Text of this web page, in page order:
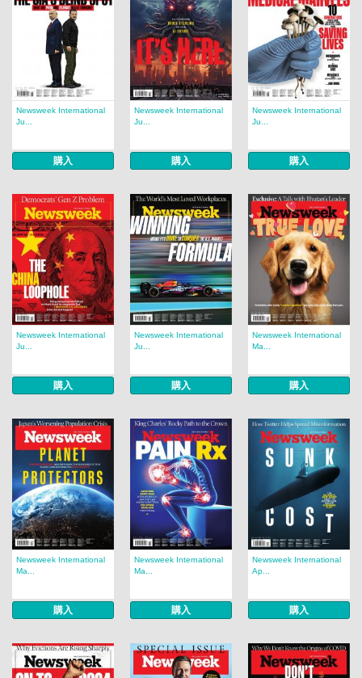
Newsweek International
Ju...
購入
Newsweek International
Ju...
購入
Newsweek International
Ju...
購入
Newsweek International
Ju...
購入
Newsweek International
Ju...
購入
Newsweek International
Ma...
購入
Newsweek International
Ma...
購入
Newsweek International
Ma...
購入
Newsweek International
Ap...
購入